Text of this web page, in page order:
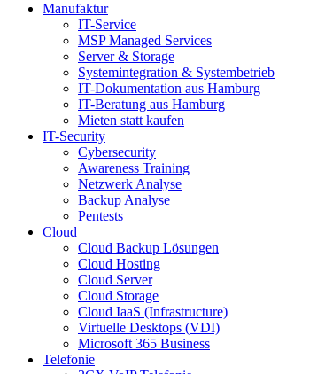
Manufaktur
IT-Service
MSP Managed Services
Server & Storage
Systemintegration & Systembetrieb
IT-Dokumentation aus Hamburg
IT-Beratung aus Hamburg
Mieten statt kaufen
IT-Security
Cybersecurity
Awareness Training
Netzwerk Analyse
Backup Analyse
Pentests
Cloud
Cloud Backup Lösungen
Cloud Hosting
Cloud Server
Cloud Storage
Cloud IaaS (Infrastructure)
Virtuelle Desktops (VDI)
Microsoft 365 Business
Telefonie